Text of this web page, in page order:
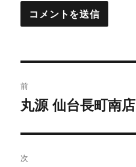
稿
ビ
前
前
投
稿:
丸源 仙台長町南店
次